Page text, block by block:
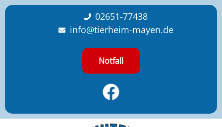
content
02651-77438
info@tierheim-mayen.de
Notfall